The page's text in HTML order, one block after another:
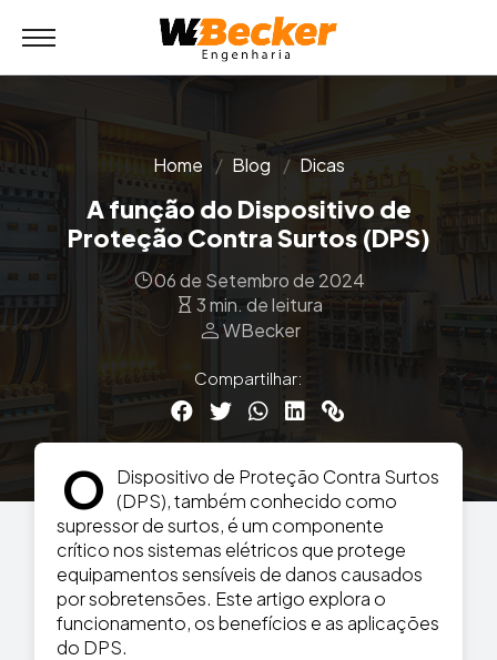
Home Blog Dicas
A função do Dispositivo de
Proteção Contra Surtos (DPS)
06 de Setembro de 2024
3 min. de leitura
personWBecker
Compartilhar:
O
Dispositivo de Proteção Contra Surtos
(DPS), também conhecido como
supressor de surtos, é um componente
crítico nos sistemas elétricos que protege
equipamentos sensíveis de danos causados
por sobretensões. Este artigo explora o
funcionamento, os benefícios e as aplicações
do DPS.